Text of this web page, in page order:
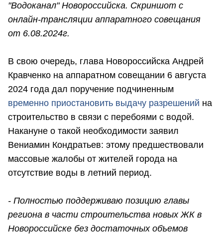
"Водоканал" Новороссийска. Скриншот с
онлайн-трансляции аппаратного совещания
от 6.08.2024г.
В свою очередь, глава Новороссийска Андрей
Кравченко на аппаратном совещании 6 августа
2024 года дал поручение подчиненным
временно приостановить выдачу разрешений на
строительство в связи с перебоями с водой.
Накануне о такой необходимости заявил
Вениамин Кондратьев: этому предшествовали
массовые жалобы от жителей города на
отсутствие воды в летний период.
- Полностью поддерживаю позицию главы
региона в части строительства новых ЖК в
Новороссийске без достаточных объемов